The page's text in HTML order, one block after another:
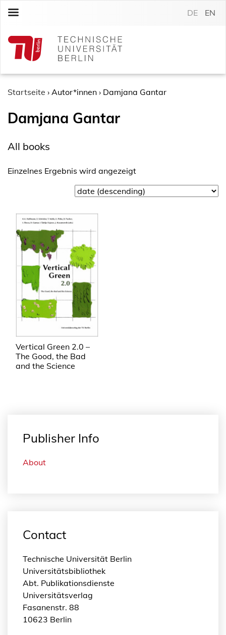
c
DE EN
Startseite › Autor*innen › Damjana Gantar
Damjana Gantar
All books
Einzelnes Ergebnis wird angezeigt
Vertical Green 2.0 –
The Good, the Bad
and the Science
Publisher Info
About
Contact
Technische Universität Berlin
Universitätsbibliothek
Abt. Publikationsdienste
Universitätsverlag
Fasanenstr. 88
10623 Berlin